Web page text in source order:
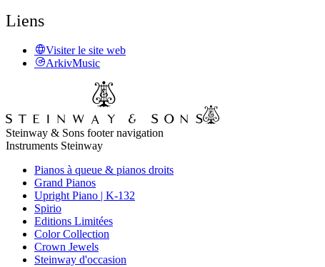
Liens
Visiter le site web
ArkivMusic
Steinway & Sons footer navigation
Instruments Steinway
Pianos à queue & pianos droits
Grand Pianos
Upright Piano | K-132
Spirio
Editions Limitées
Color Collection
Crown Jewels
Steinway d'occasion